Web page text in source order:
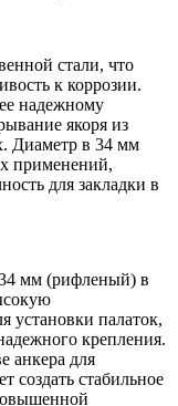
стали, что
к коррозии.
надежному
якоря из
Диаметр в 34 мм
применений,
для закладки в
34 мм (рифленый) в
установки палаток,
крепления.
анкера для
создать стабильное